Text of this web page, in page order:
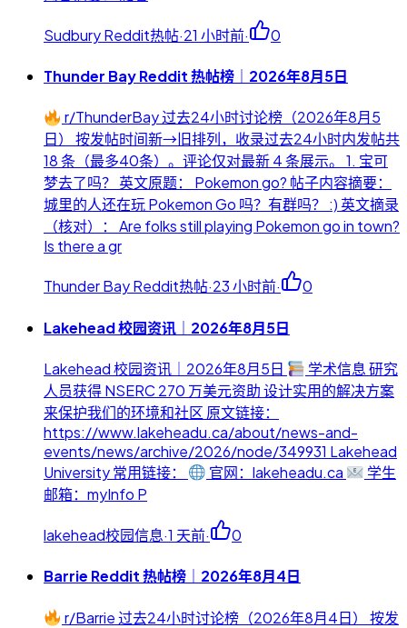
Sudbury Reddit热帖·21 小时前· 0
Thunder Bay Reddit 热帖榜｜2026年8月5日
r/ThunderBay 过去24小时讨论榜（2026年8月5
日） 按发帖时间新→旧排列，收录过去24小时内发帖共
18 条（最多40条）。评论仅对最新 4 条展示。 1. 宝可
梦去了吗？ 英文原题： Pokemon go? 帖子内容摘要：
城里的人还在玩 Pokemon Go 吗？有群吗？ :) 英文摘录
（核对）： Are folks still playing Pokemon go in town?
Is there a gr
Thunder Bay Reddit热帖·23 小时前· 0
Lakehead 校园资讯｜2026年8月5日
Lakehead 校园资讯｜2026年8月5日
学术信息 研究
人员获得 NSERC 270 万美元资助 设计实用的解决方案
来保护我们的环境和社区 原文链接：
https://www.lakeheadu.ca/about/news-and-
events/news/archive/2026/node/349931 Lakehead
University 常用链接：
官网：lakeheadu.ca
学生
邮箱：myInfo P
lakehead校园信息·1 天前· 0
Barrie Reddit 热帖榜｜2026年8月4日
r/Barrie 过去24小时讨论榜（2026年8月4日） 按发